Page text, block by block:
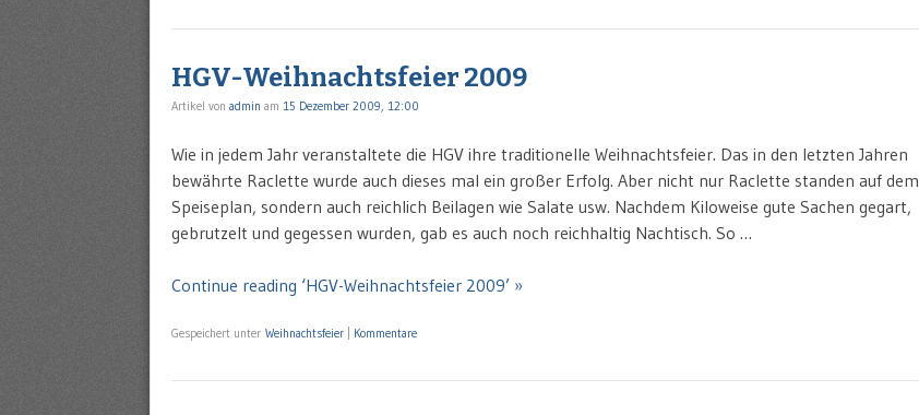
HGV-Weihnachtsfeier 2009
Artikel von admin am 15 Dezember 2009, 12:00
Wie in jedem Jahr veranstaltete die HGV ihre traditionelle Weihnachtsfeier. Das in den letzten Jahren
bewährte Raclette wurde auch dieses mal ein großer Erfolg. Aber nicht nur Raclette standen auf dem
Speiseplan, sondern auch reichlich Beilagen wie Salate usw. Nachdem Kiloweise gute Sachen gegart,
gebrutzelt und gegessen wurden, gab es auch noch reichhaltig Nachtisch. So …
Continue reading ‘HGV-Weihnachtsfeier 2009’ »
Gespeichert unter Weihnachtsfeier Kommentare